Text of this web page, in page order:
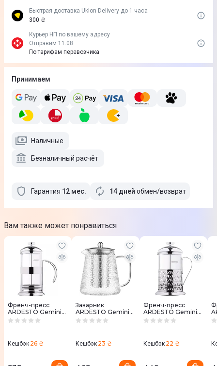
Быстрая доставка Uklon Delivery до 1 часа
300 ₴
Курьер НП по вашему адресу
Отправим 11.08
По тарифам перевозчика
Принимаем
Наличные
Безналичный расчёт
Гарантия 12 мес. 14 дней обмен/возврат
Вам также может понравиться
Френч-пресс
ARDESTO Gemini
Asti, 800мл,
нержавеющая
сталь, прозрачный
Кешбэк 26 ₴
Заварник
ARDESTO Gemini
950 мл
Кешбэк 23 ₴
Френч-пресс
ARDESTO Gemini
Fasano, 600мл,
нержавеющая
сталь, прозрачный
Кешбэк 22 ₴